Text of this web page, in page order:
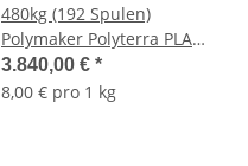
480kg (192 Spulen)
Polymaker Polyterra PLA
weiss, 1.75mm, 8€/kg (netto
6,72€/kg)
3.840,00 € *
8,00 € pro 1 kg